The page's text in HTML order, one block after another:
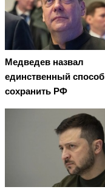
Медведев назвал
единственный способ
сохранить РФ